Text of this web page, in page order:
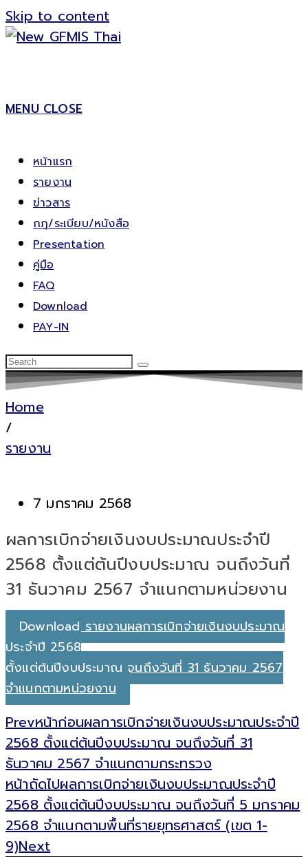
Skip to content
MENU CLOSE
หน้าแรก
รายงาน
ข่าวสาร
กฎ/ระเบียบ/หนังสือ
Presentation
คู่มือ
FAQ
Download
PAY-IN
Home
/
รายงาน
7 มกราคม 2568
ผลการเบิกจ่ายเงินงบประมาณประจำปี
2568 ตั้งแต่ต้นปีงบประมาณ จนถึงวันที่
31 ธันวาคม 2567 จำแนกตามหน่วยงาน
Download รายงานผลการเบิกจ่ายเงินงบประมาณ
ประจำปี 2568
ตั้งแต่ต้นปีงบประมาณ จนถึงวันที่ 31 ธันวาคม 2567
จำแนกตามหน่วยงาน
Prevหน้าก่อนผลการเบิกจ่ายเงินงบประมาณประจำปี
2568 ตั้งแต่ต้นปีงบประมาณ จนถึงวันที่ 31
ธันวาคม 2567 จำแนกตามกระทรวง
หน้าถัดไปผลการเบิกจ่ายเงินงบประมาณประจำปี
2568 ตั้งแต่ต้นปีงบประมาณ จนถึงวันที่ 5 มกราคม
2568 จำแนกตามพื้นที่รายยุทธศาสตร์ (เขต 1-
9)Next